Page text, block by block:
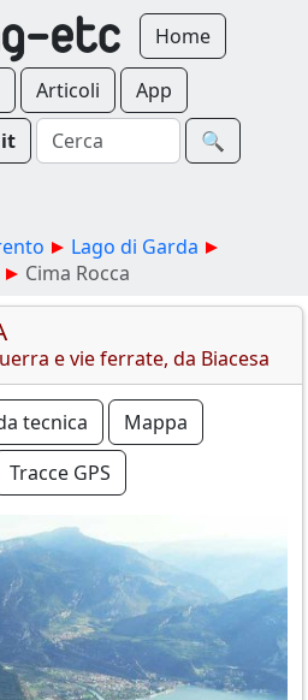
Home
Articoli
App
it
🔍︎
Lago di Garda
Cima Rocca
e vie ferrate, da Biacesa
tecnica
Mappa
Tracce GPS